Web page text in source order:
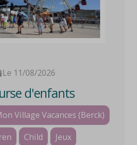
Le 11/08/2026
d'enfants
Village Vacances (Berck)
Child
Jeux